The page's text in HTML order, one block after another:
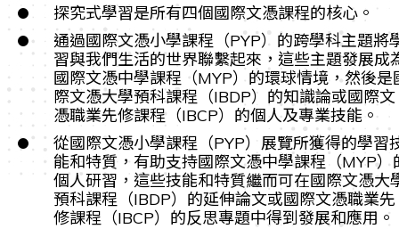
探究式學習是所有四個國際文憑課程的核心。
通過國際文憑小學課程（PYP）的跨學科主題將
習與我們生活的世界聯繫起來，這些主題發展成
國際文憑中學課程（MYP）的環球情境，然後是
際文憑大學預科課程（IBDP）的知識論或國際文
憑職業先修課程（IBCP）的個人及專業技能。
從國際文憑小學課程（PYP）展覽所獲得的學習
能和特質，有助支持國際文憑中學課程（MYP）
個人研習，這些技能和特質繼而可在國際文憑大
預科課程（IBDP）的延伸論文或國際文憑職業先
修課程（IBCP）的反思專題中得到發展和應用。